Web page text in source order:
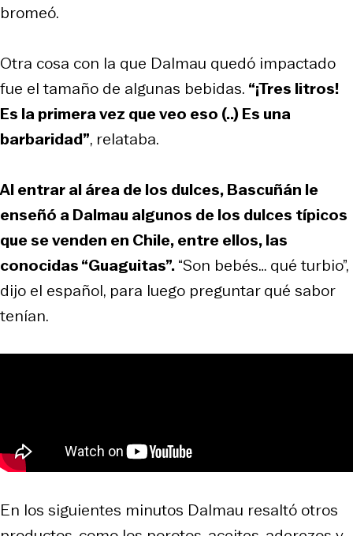
bromeó.
Otra cosa con la que Dalmau quedó impactado
fue el tamaño de algunas bebidas. “¡Tres litros!
Es la primera vez que veo eso (..) Es una
barbaridad”, relataba.
Al entrar al área de los dulces, Bascuñán le
enseñó a Dalmau algunos de los dulces típicos
que se venden en Chile, entre ellos, las
conocidas “Guaguitas”.“Son bebés… qué turbio”,
dijo el español, para luego preguntar qué sabor
tenían.
En los siguientes minutos Dalmau resaltó otros